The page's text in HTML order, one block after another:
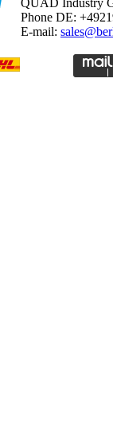
QUAD Industry
Phone DE:
E-mail: